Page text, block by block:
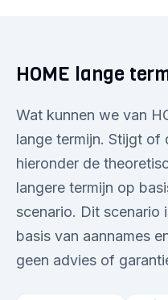
HOME lange
Wat kunnen we van
lange termijn. Stijgt of
hieronder de
langere termijn op
scenario. Dit scenario
basis van aannames
geen advies of